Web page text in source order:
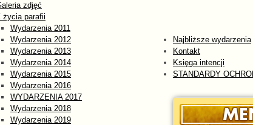
zdjęć
życia parafii
Wydarzenia 2011
Wydarzenia 2012
Wydarzenia 2013
Wydarzenia 2014
Wydarzenia 2015
Wydarzenia 2016
WYDARZENIA 2017
Wydarzenia 2018
Wydarzenia 2019
Najbliższe wydarzenia
Kontakt
Księga intencji
STANDARDY